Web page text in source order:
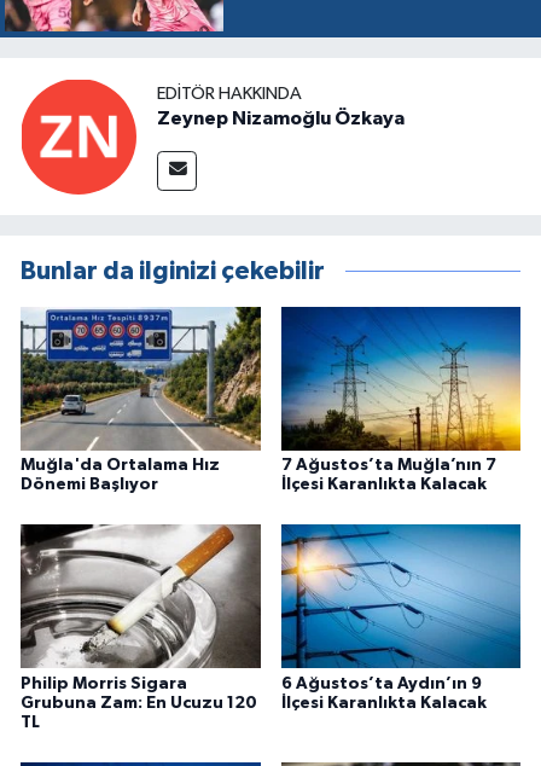
EDITÖR HAKKINDA
Zeynep Nizamoğlu Özkaya
Bunlar da ilginizi çekebilir
Muğla'da Ortalama Hız
Dönemi Başlıyor
7 Ağustos’ta Muğla’nın 7
İlçesi Karanlıkta Kalacak
Philip Morris Sigara
Grubuna Zam: En Ucuzu 120
TL
6 Ağustos’ta Aydın’ın 9
İlçesi Karanlıkta Kalacak